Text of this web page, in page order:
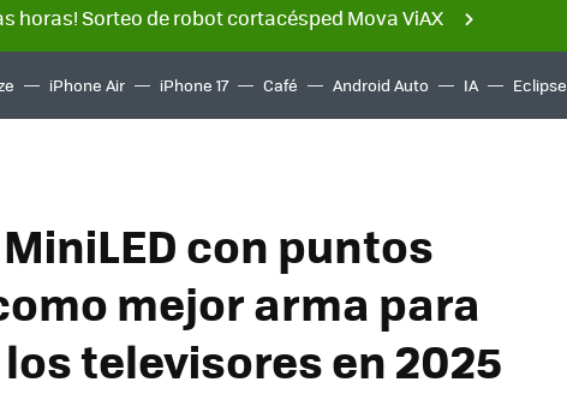
horas! Sorteo de robot cortacésped Mova ViAX
iPhone Air iPhone 17 Café Android Auto IA Eclipse
MiniLED con puntos
mejor arma para
televisores en 2025